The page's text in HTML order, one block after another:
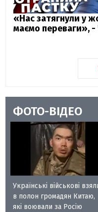
«Нас затягнули у
маємо переваги»,
ФОТО-ВІДЕО
Українські військові
в полон громадян Китаю,
які воювали за Росію